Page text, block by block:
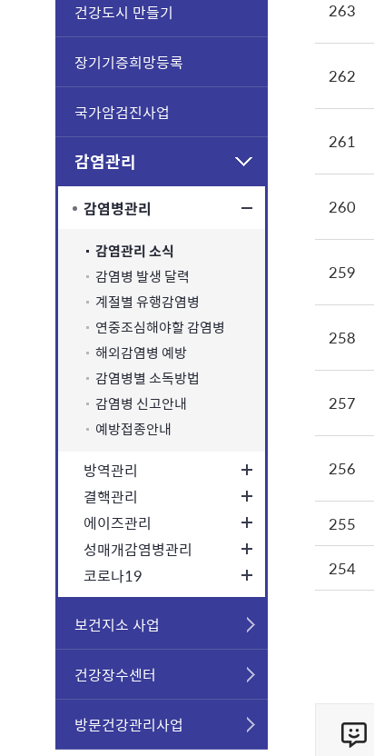
건강도시 만들기
장기기증희망등록
국가암검진사업
감염관리
감염병관리
감염관리 소식
감염병 발생 달력
계절별 유행감염병
연중조심해야할 감염병
해외감염병 예방
감염병별 소독방법
감염병 신고안내
예방접종안내
방역관리
결핵관리
에이즈관리
성매개감염병관리
코로나19
보건지소 사업
건강장수센터
방문건강관리사업
263
262
261
260
259
258
257
256
255
254